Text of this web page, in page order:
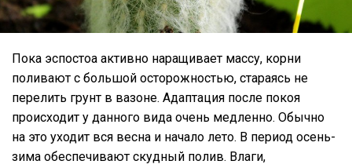
Пока эспостоа активно наращивает массу, корни
поливают с большой осторожностью, стараясь не
перелить грунт в вазоне. Адаптация после покоя
происходит у данного вида очень медленно. Обычно
на это уходит вся весна и начало лето. В период осень-
зима обеспечивают скудный полив. Влаги,